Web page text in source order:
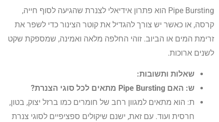
Pipe Bursting הוא פתרון אידיאלי לצנרת שהגיעה לסוף חייה,
קרסה, או כאשר יש צורך להגדיל את קוטר הצינור כדי לשפר את
זרימת המים או הביוב. זוהי החלפה מלאה ואמינה, שמספקת שקט
לשנים ארוכות.
שאלות ותשובות:
ש: האם Pipe Bursting מתאים לכל סוגי הצנרת?
ת: הוא מתאים למגוון רחב של חומרים כמו ברזל יצוק, בטון,
חרסית ועוד. עם זאת, ישנם שיקולים ספציפיים לסוגי צנרת